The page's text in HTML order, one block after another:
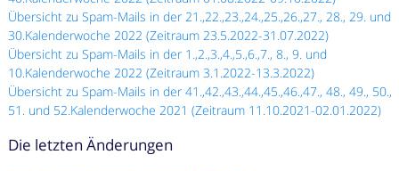
Übersicht zu Spam-Mails in der 21.,22.,23.,24.,25.,26.,27., 28., 29. und
30.Kalenderwoche 2022 (Zeitraum 23.5.2022-31.07.2022)
Übersicht zu Spam-Mails in der 1.,2.,3.,4.,5.,6.,7., 8., 9. und
10.Kalenderwoche 2022 (Zeitraum 3.1.2022-13.3.2022)
Übersicht zu Spam-Mails in der 41.,42.,43.,44.,45.,46.,47., 48., 49., 50.,
51. und 52.Kalenderwoche 2021 (Zeitraum 11.10.2021-02.01.2022)
Die letzten Änderungen